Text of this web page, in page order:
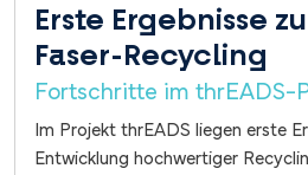
Erste Ergebnisse
Faser-Recycling
Fortschritte im thrEADS-
Im Projekt thrEADS liegen erste
Entwicklung hochwertiger